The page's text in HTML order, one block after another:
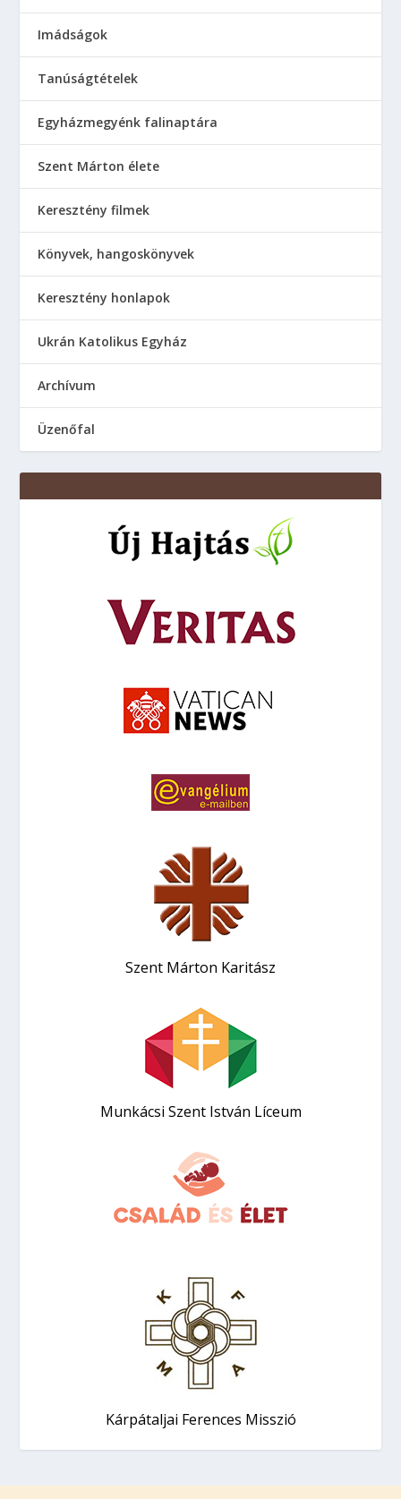
Imádságok
Tanúságtételek
Egyházmegyénk falinaptára
Szent Márton élete
Keresztény filmek
Könyvek, hangoskönyvek
Keresztény honlapok
Ukrán Katolikus Egyház
Аrchívum
Üzenőfal
Szent Márton Karitász
Munkácsi Szent István Líceum
Kárpátaljai Ferences Misszió